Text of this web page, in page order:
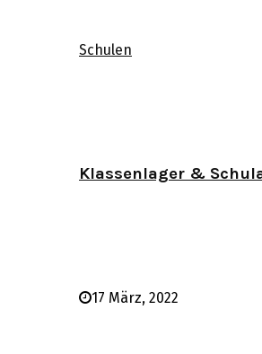
Schulen
Klassenlager &
17 März, 2022